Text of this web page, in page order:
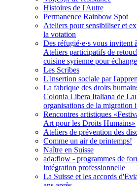
Histoires de l'Autre
Permanence Rainbow Spot
Ateliers pour sensibiliser et
la votation
Des réfugié·e·s vous invitent
Ateliers participatifs de
cuisine syrienne pour
Les Scribes
L'insertion sociale par
La fabrique des droits
Colonia Libera Italiana de
organisations de la migration
Rencontres artistiques
Art pour les Droits Humains»
Ateliers de prévention des
Comme un air de printemps!
Naître en Suisse
ada:flow - programmes de
intégration professionnelle
La Suisse et les accords